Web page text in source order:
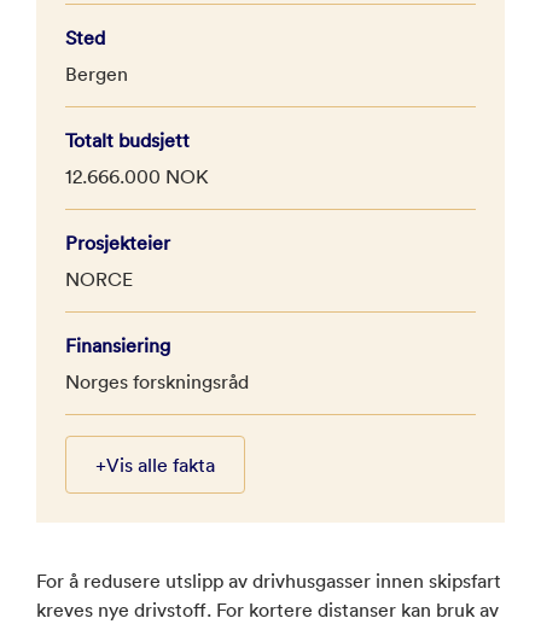
Sted
Bergen
Totalt budsjett
12.666.000 NOK
Prosjekteier
NORCE
Finansiering
Norges forskningsråd
+Vis alle fakta
For å redusere utslipp av drivhusgasser innen skipsfart
kreves nye drivstoff. For kortere distanser kan bruk av